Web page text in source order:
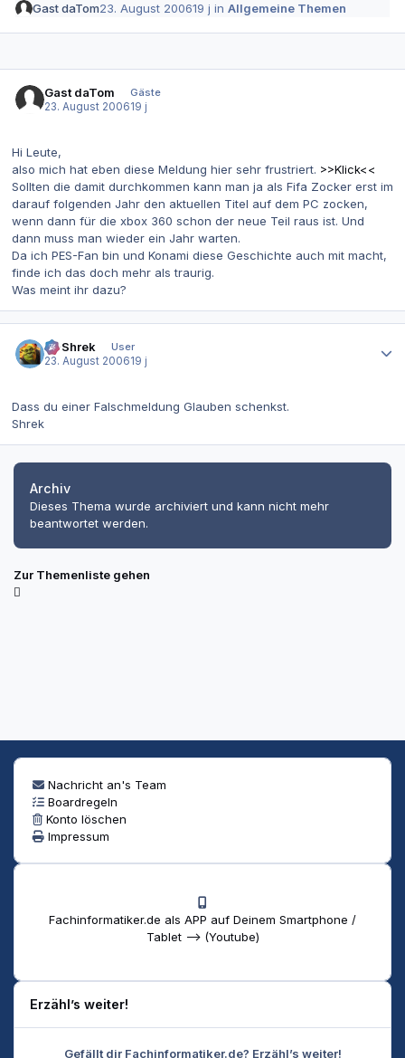
Gast daTom23. August 200619 j inAllgemeine Themen
Gast daTom
Gäste
23. August 200619 j
Hi Leute,
also mich hat eben diese Meldung hier sehr frustriert. >>Klick<<
Sollten die damit durchkommen kann man ja als Fifa Zocker erst im
darauf folgenden Jahr den aktuellen Titel auf dem PC zocken,
wenn dann für die xbox 360 schon der neue Teil raus ist. Und
dann muss man wieder ein Jahr warten.
Da ich PES-Fan bin und Konami diese Geschichte auch mit macht,
finde ich das doch mehr als traurig.
Was meint ihr dazu?
IT-Shrek
User
23. August 200619 j
Dass du einer Falschmeldung Glauben schenkst.
Shrek
Archiv
Dieses Thema wurde archiviert und kann nicht mehr
beantwortet werden.
Zur Themenliste gehen
Nachricht an's Team
Boardregeln
Konto löschen
Impressum
Fachinformatiker.de als APP auf Deinem Smartphone /
Tablet --> (Youtube)
Erzähl’s weiter!
Gefällt dir Fachinformatiker.de? Erzähl’s weiter!